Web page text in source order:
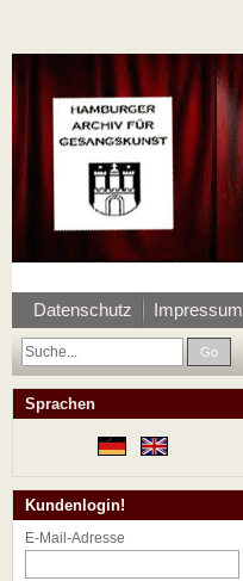
Datenschutz Impressum
Go
Sprachen
Kundenlogin!
E-Mail-Adresse